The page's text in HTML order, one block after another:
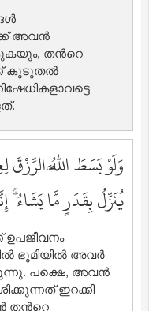
അവന്‍
തന്‍റെ
കൂടുതല്‍
وَلَوْ بَسَطَ اللَّهُ
يُنَزِّلُ بِقَدَرٍ مَّا يَشَاءُ
ഭൂമിയില്‍ അവര്‍
പക്ഷെ, അവന്‍
ഇറക്കി
തന്‍റെ